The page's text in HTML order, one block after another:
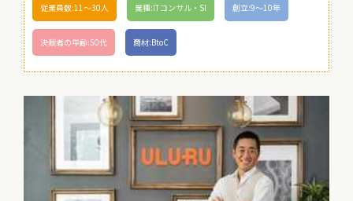
従業員数:11〜30人 業種:ITコンサル・SI 創立:9〜10年
決裁者の年齢:50代 商材:BtoC